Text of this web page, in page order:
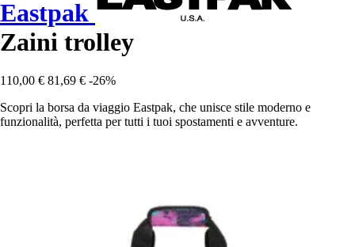
Eastpak
Zaini trolley
110,00 € 81,69 € -26%
Scopri la borsa da viaggio Eastpak, che unisce stile moderno e
funzionalità, perfetta per tutti i tuoi spostamenti e avventure.